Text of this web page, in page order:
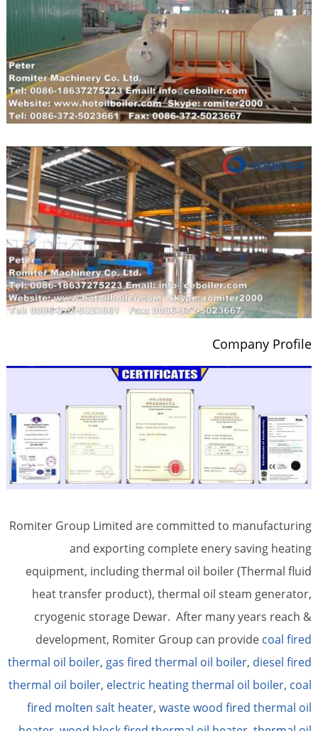
Company Profile
Romiter Group Limited are committed to manufacturing
and exporting complete enery saving heating
equipment, including thermal oil boiler (Thermal fluid
heat transfer product), thermal oil steam generator,
cryogenic storage Dewar. After many years reach &
development, Romiter Group can provide coal fired
thermal oil boiler, gas fired thermal oil boiler, diesel fired
thermal oil boiler, electric heating thermal oil boiler, coal
fired molten salt heater,waste wood fired thermal oil